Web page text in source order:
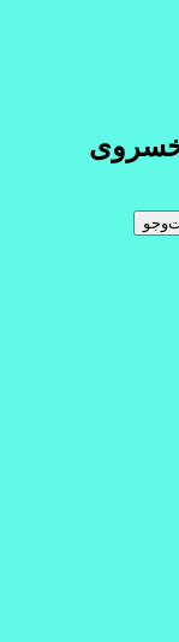
خسروی